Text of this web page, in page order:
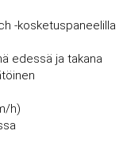
-kosketuspaneelilla
edessä ja takana
h)